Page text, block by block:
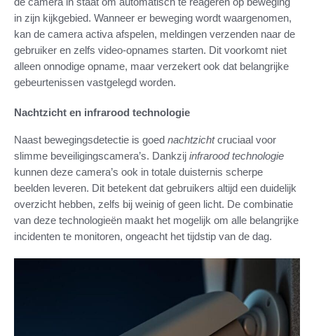
in zijn kijkgebied. Wanneer er beweging wordt waargenomen,
kan de camera activa afspelen, meldingen verzenden naar de
gebruiker en zelfs video-opnames starten. Dit voorkomt niet
alleen onnodige opname, maar verzekert ook dat belangrijke
gebeurtenissen vastgelegd worden.
Nachtzicht en infrarood technologie
Naast bewegingsdetectie is goed nachtzichtcruciaal voor
slimme beveiligingscamera’s. Dankzij infrarood technologie
kunnen deze camera’s ook in totale duisternis scherpe
beelden leveren. Dit betekent dat gebruikers altijd een duidelijk
overzicht hebben, zelfs bij weinig of geen licht. De combinatie
van deze technologieën maakt het mogelijk om alle belangrijke
incidenten te monitoren, ongeacht het tijdstip van de dag.